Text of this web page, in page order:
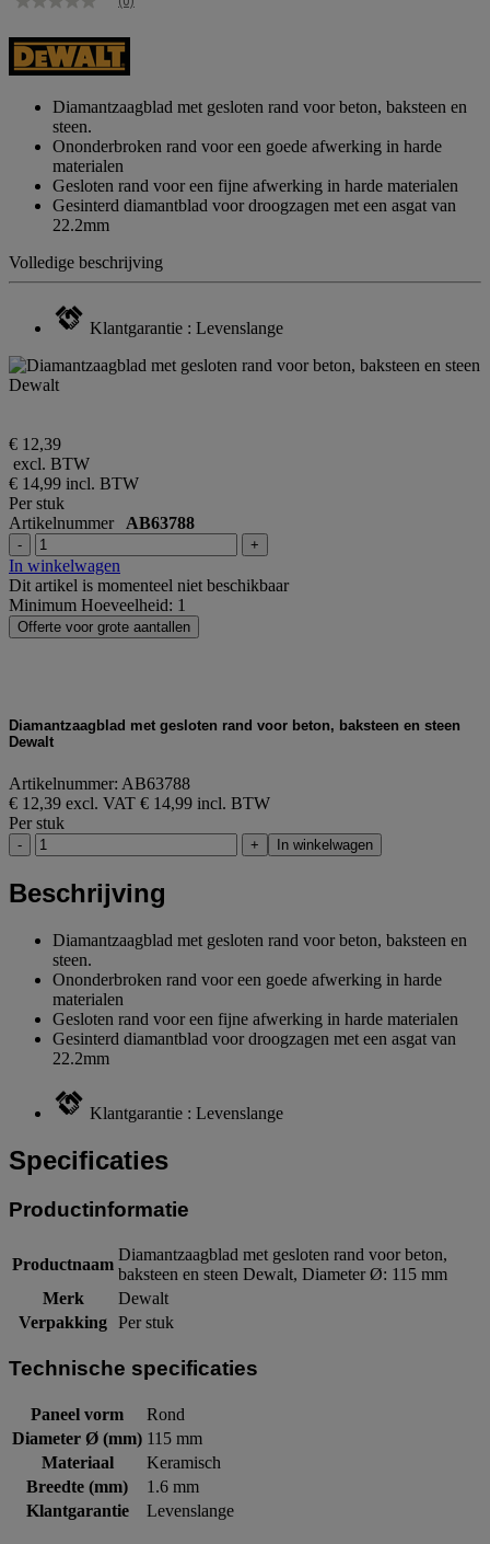
Geen
Dezelfde
paginalink.
Diamantzaagblad met gesloten rand voor beton, baksteen en
steen.
Ononderbroken rand voor een goede afwerking in harde
materialen
Gesloten rand voor een fijne afwerking in harde materialen
Gesinterd diamantblad voor droogzagen met een asgat van
22.2mm
Volledige beschrijving
Klantgarantie : Levenslange
€ 12,39
excl. BTW
€ 14,99 incl. BTW
Per stuk
Artikelnummer AB63788
- +
In winkelwagen
Dit artikel is momenteel niet beschikbaar
Minimum Hoeveelheid: 1
Offerte voor grote aantallen
Diamantzaagblad met gesloten rand voor beton, baksteen en steen
Dewalt
Artikelnummer: AB63788
€ 12,39 excl. VAT € 14,99 incl. BTW
Per stuk
- + In winkelwagen
Beschrijving
Diamantzaagblad met gesloten rand voor beton, baksteen en
steen.
Ononderbroken rand voor een goede afwerking in harde
materialen
Gesloten rand voor een fijne afwerking in harde materialen
Gesinterd diamantblad voor droogzagen met een asgat van
22.2mm
Klantgarantie : Levenslange
Specificaties
Productinformatie
Productnaam
Diamantzaagblad met gesloten rand voor beton,
baksteen en steen Dewalt, Diameter Ø: 115 mm
Merk
Dewalt
Verpakking Per stuk
Technische specificaties
Paneel vorm
Rond
Diameter Ø (mm) 115 mm
Materiaal
Keramisch
Breedte (mm)
1.6 mm
Klantgarantie
Levenslange